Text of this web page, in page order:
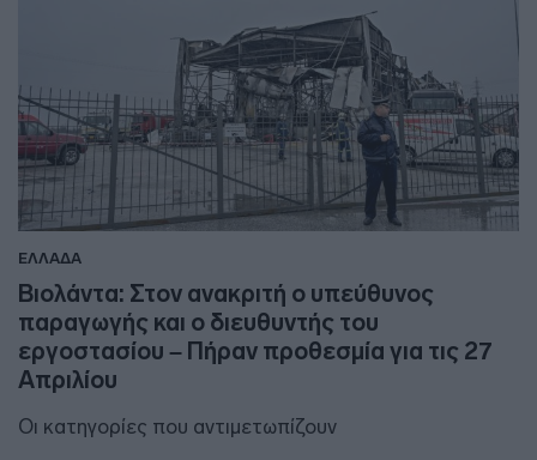
ΕΛΛΑΔΑ
Βιολάντα: Στον ανακριτή ο υπεύθυνος
παραγωγής και ο διευθυντής του
εργοστασίου – Πήραν προθεσμία για τις 27
Απριλίου
Οι κατηγορίες που αντιμετωπίζουν